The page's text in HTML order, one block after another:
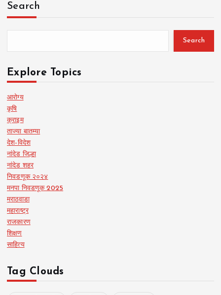
Search
Search
Explore Topics
आरोग्य
कृषि
क्राइम
ताज्या बातम्या
देश-विदेश
नांदेड जिल्हा
नांदेड शहर
निवडणूक २०२४
मनपा निवडणूक 2025
मराठवाडा
महाराष्ट्र
राजकारण
शिक्षण
साहित्य
Tag Clouds